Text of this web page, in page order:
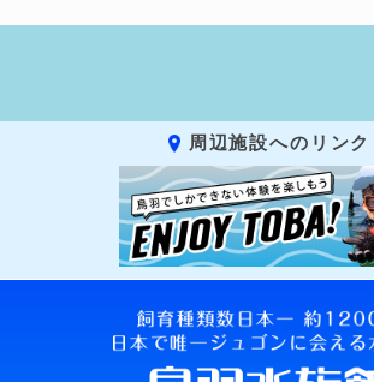
周辺施設へのリンク